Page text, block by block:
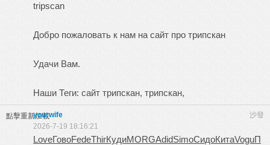
tripscan
Добро пожаловать к нам на сайт про трипскан
Удачи Вам.
Наши Теги: сайт трипскан, трипскан,
點擊重新加載 沙發
yourwife
2026-7-19 18:16:21
LoveГовоFedeThirКудиMORGAdidSimoСидоКитаVoguП